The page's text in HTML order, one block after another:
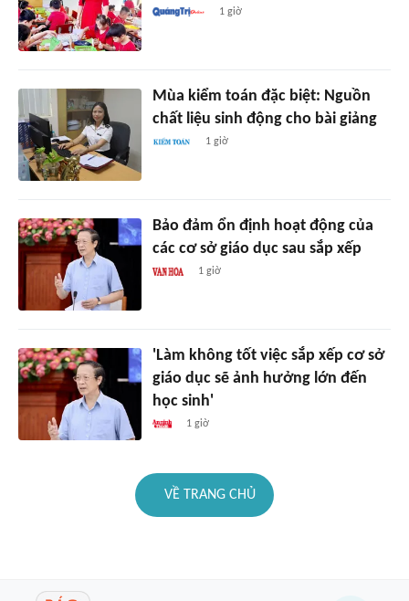
1 giờ
Mùa kiểm toán đặc biệt: Nguồn
chất liệu sinh động cho bài giảng
1 giờ
Bảo đảm ổn định hoạt động của
các cơ sở giáo dục sau sắp xếp
1 giờ
'Làm không tốt việc sắp xếp cơ sở
giáo dục sẽ ảnh hưởng lớn đến
học sinh'
1 giờ
VỀ TRANG CHỦ